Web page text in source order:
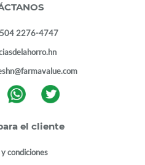
2276-4747
el cliente
condiciones